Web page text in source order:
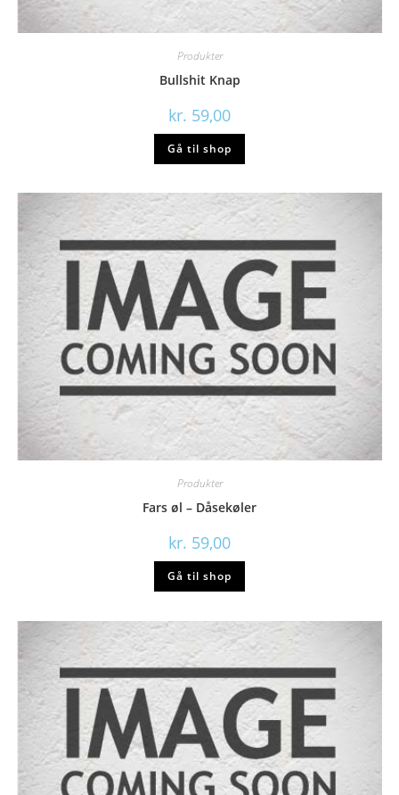
Produkter
Bullshit Knap
kr. 59,00
Gå til shop
Produkter
Fars øl – Dåsekøler
kr. 59,00
Gå til shop